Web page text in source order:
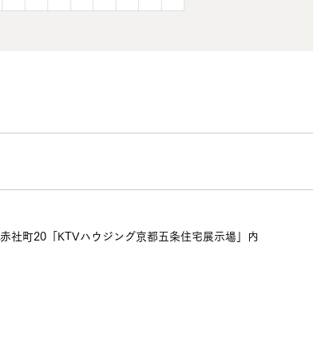
社町20「KTVハウジング京都五条住宅展示場」内